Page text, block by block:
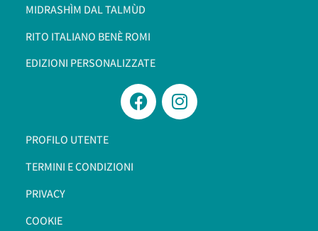
MIDRASHÌM DAL TALMÙD
RITO ITALIANO BENÈ ROMI​
EDIZIONI PERSONALIZZATE
PROFILO UTENTE
TERMINI E CONDIZIONI
PRIVACY
COOKIE